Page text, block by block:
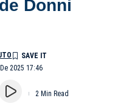
Donni
2025 17:46
2 Min Read